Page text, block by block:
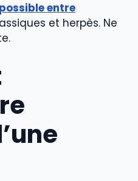
entre
et herpès. Ne